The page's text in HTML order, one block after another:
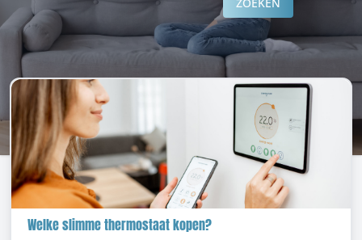
Welke slimme thermostaat kopen?